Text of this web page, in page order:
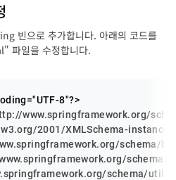
빈으로 추가합니다. 아래의 코드를
파일을 수정합니다.
"UTF-8"?>
www.springframework.org/
2001/XMLSchema-instance"
schema/
schema/
schema/util"